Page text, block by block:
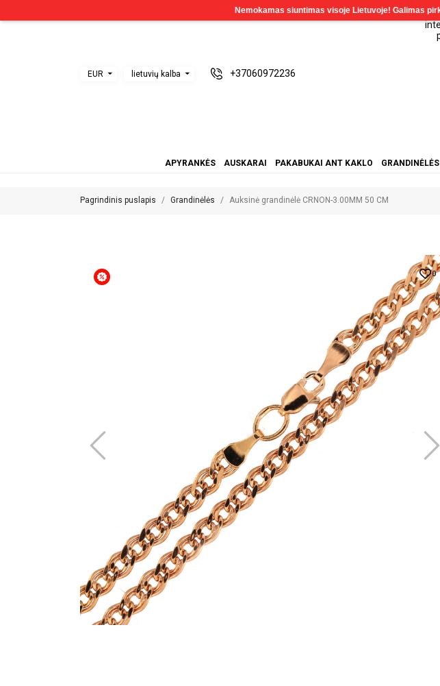
EUR lietuvių kalba +37060972236
APYRANKĖS AUSKARAI PAKABUKAI ANT KAKLO GRANDINĖLĖS
Pagrindinis puslapis Grandinėlės Auksinė grandinėlė CRNON-3.00MM 50 CM
0